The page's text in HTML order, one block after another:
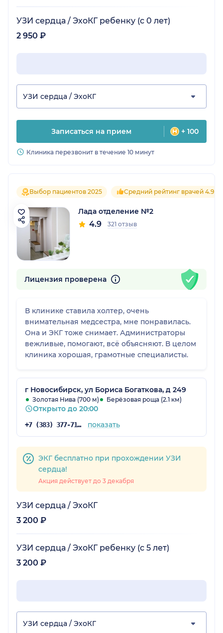
УЗИ сердца / ЭхоКГ ребенку (с 0 лет)
2 950 ₽
УЗИ сердца / ЭхоКГ
Записаться на прием + 100
Клиника перезвонит в течение 10 минут
Выбор пациентов 2025 Средний рейтинг врачей 4.9
Лада отделение №2
4.9 321 отзыв
Лицензия проверена
В клинике ставила холтер, очень
внимательная медсестра, мне понравилась.
Она и ЭКГ тоже снимает. Администраторы
вежливые, помогают, всё объясняют. В целом
клиника хорошая, грамотные специалисты.
г Новосибирск, ул Бориса Богаткова, д 249
Золотая Нива (700 м) Берёзовая роща (2.1 км)
Открыто до 20:00
+7 (383) 377-71-46 показать
ЭКГ бесплатно при прохождении УЗИ
сердца!
Акция действует до 3 декабря
УЗИ сердца / ЭхоКГ
3 200 ₽
УЗИ сердца / ЭхоКГ ребенку (с 5 лет)
3 200 ₽
УЗИ сердца / ЭхоКГ